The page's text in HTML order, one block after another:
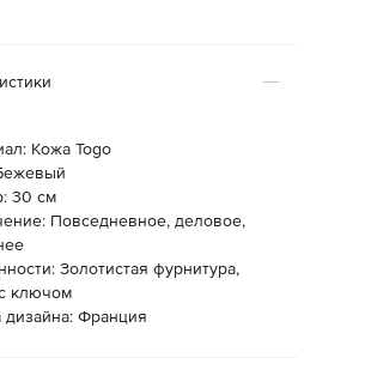
Кожа Togo
30 см
Повседневное, деловое,
Золотистая фурнитура,
ключом
дизайна: Франция